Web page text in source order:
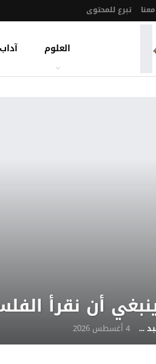
تبرع للمحتوى
العلوم
أن نقرأ
كرار عيسى عبد الحسين 4 أغسطس 2026